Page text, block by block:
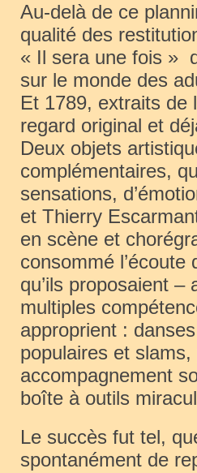
Au-delà de ce
qualité des
« Il sera une fois »
sur le monde des
Et 1789, extraits de
regard original et
Deux objets
complémentaires,
sensations,
et Thierry
en scène et
consommé l’écoute
qu’ils proposaient
multiples
approprient :
populaires et
accompagnement
boîte à outils
Le succès fut tel,
spontanément de